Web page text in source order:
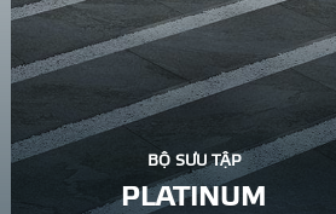
BỘ SƯU TẬP
PLATINUM